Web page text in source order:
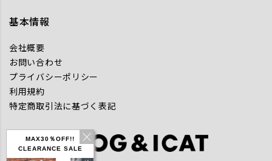
MAX30％OFF!!
CLEARANCE SALE
基本情報
会社概要
お問い合わせ
プライバシーポリシー
利用規約
特定商取引法に基づく表記